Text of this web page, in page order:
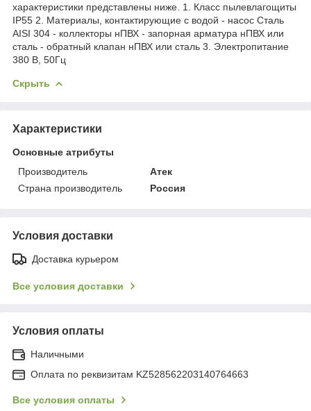
характеристики представлены ниже. 1. Класс пылевлагощиты
IP55 2. Материалы, контактирующие с водой - насос Сталь
AISI 304 - коллекторы нПВХ - запорная арматура нПВХ или
сталь - обратный клапан нПВХ или сталь 3. Электропитание
380 В, 50Гц
Скрыть
Характеристики
Основные атрибуты
Производитель
Атек
Страна производитель
Россия
Условия доставки
Доставка курьером
Все условия доставки
Условия оплаты
Наличными
Оплата по реквизитам KZ528562203140764663
Все условия оплаты